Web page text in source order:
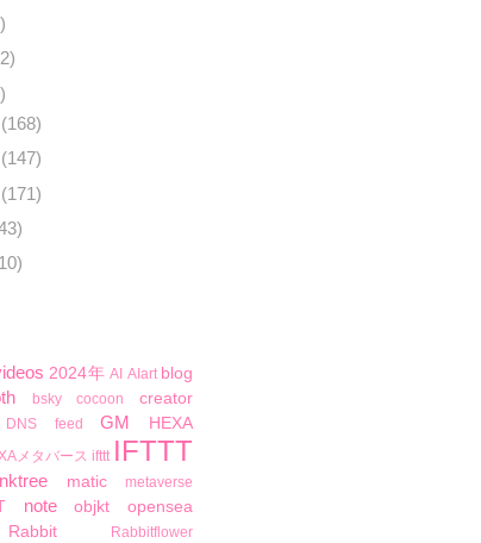
(168)
(147)
(171)
2024年 AI AIart blog
bsky cocoon creator
DNS feed GM
HEXA
メタバース ifttt IFTTT
matic metaverse
note objkt
opensea
Rabbit Rabbitflower